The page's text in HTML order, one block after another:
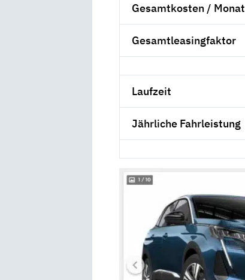
Gesamtkosten / Monat
Gesamtleasingfaktor
Laufzeit
Jährliche Fahrleistung